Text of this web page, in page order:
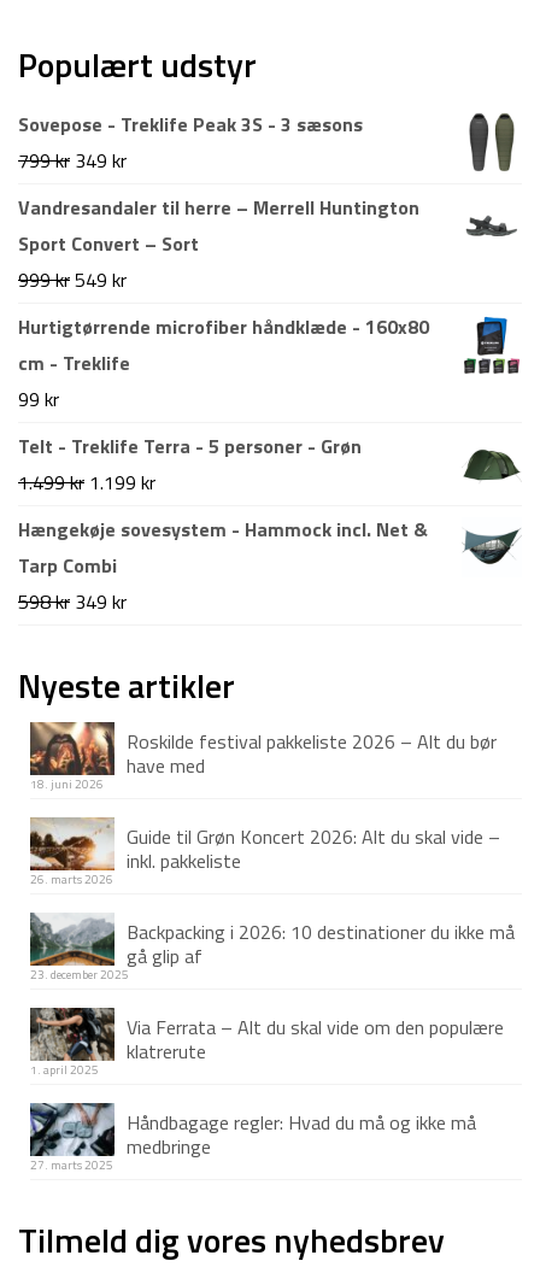
Populært udstyr
Sovepose - Treklife Peak 3S - 3 sæsons
799kr Den
oprindelige
pris
var:
349 krDen
aktuelle
pris
Vandresandaler til herre – Merrell Huntington
Sport Convert – Sort
999krDen
oprindelige
pris
549 krDen
aktuelle
Hurtigtørrende microfiber håndklæde - 160x80
cm - Treklife
99 kr
Telt - Treklife Terra - 5 personer - Grøn
1.499kr Den
oprindelige
pris
var:
1.199 krDen
aktuelle
Hængekøje sovesystem - Hammock incl. Net &
Tarp Combi
598kr Den
pris
598 kr.
349 krDen
349 kr.
Nyeste artikler
Roskilde festival pakkeliste 2026 – Alt du bør
have med
18. juni 2026
Guide til Grøn Koncert 2026: Alt du skal vide –
inkl. pakkeliste
26. marts 2026
Backpacking i 2026: 10 destinationer du ikke må
gå glip af
23. december 2025
Via Ferrata – Alt du skal vide om den populære
klatrerute
1. april 2025
Håndbagage regler: Hvad du må og ikke må
medbringe
27. marts 2025
Tilmeld dig vores nyhedsbrev